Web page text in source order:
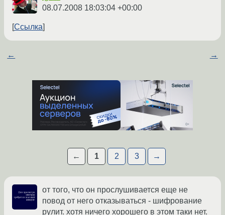
08.07.2008 18:03:04 +00:00
Ссылка
← →
← 1 2 3 →
от того, что он прослушивается еще не
повод от него отказываться - шифрование
рулит. хотя ничего хорошего в этом таки нет.